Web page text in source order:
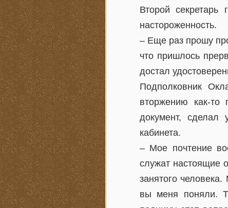
Второй
настороженность.
– Еще раз прошу
что пришлось
достал
Подполковник
вторжению как-то
документ, сделал
кабинета.
– Мое почтение
служат настоящие
занятого
вы меня поняли.